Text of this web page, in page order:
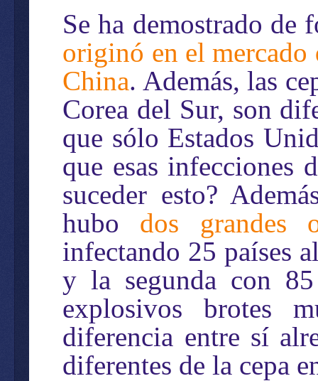
Se ha demostrado
originó en el mercado
China. Además, las
Corea del Sur, son
que sólo Estados
que esas infecciones
suceder esto?
hubo dos grandes
infectando 25 países
y la segunda con 85
explosivos brotes
diferencia entre sí
diferentes de la cepa